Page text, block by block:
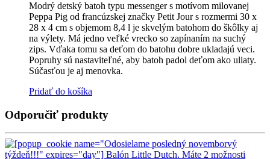
Modrý detský batoh typu messenger s motívom milovanej
Peppa Pig od francúzskej značky Petit Jour s rozmermi 30 x
28 x 4 cm s objemom 8,4 l je skvelým batohom do škôlky aj
na výlety. Má jedno veľké vrecko so zapínaním na suchý
zips. Vďaka tomu sa deťom do batohu dobre ukladajú veci.
Popruhy sú nastaviteľné, aby batoh padol deťom ako uliaty.
Súčasťou je aj menovka.
Pridať do košíka
Odporučiť produkty